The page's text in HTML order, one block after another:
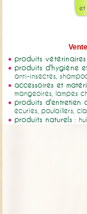
produits vétérinaires
produits d'hygiène
anti-insectes,
accessoires et
mangeoires, lampes
produits d'entretien
écuries, poulaillers,
produits naturels :